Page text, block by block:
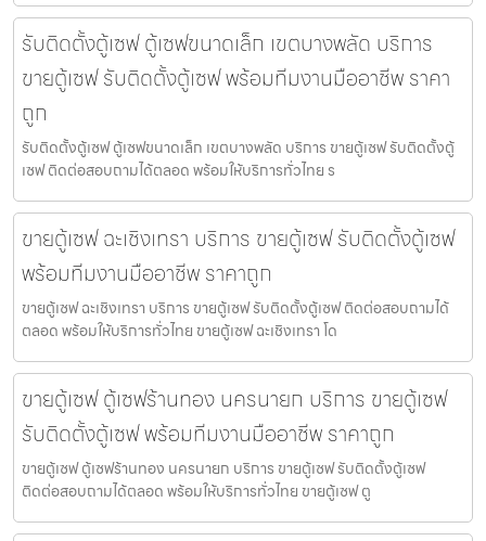
รับติดตั้งตู้เซฟ ตู้เซฟขนาดเล็ก เขตบางพลัด บริการ
ขายตู้เซฟ รับติดตั้งตู้เซฟ พร้อมทีมงานมืออาชีพ ราคา
ถูก
รับติดตั้งตู้เซฟ ตู้เซฟขนาดเล็ก เขตบางพลัด บริการ ขายตู้เซฟ รับติดตั้งตู้
เซฟ ติดต่อสอบถามได้ตลอด พร้อมให้บริการทั่วไทย ร
ขายตู้เซฟ ฉะเชิงเทรา บริการ ขายตู้เซฟ รับติดตั้งตู้เซฟ
พร้อมทีมงานมืออาชีพ ราคาถูก
ขายตู้เซฟ ฉะเชิงเทรา บริการ ขายตู้เซฟ รับติดตั้งตู้เซฟ ติดต่อสอบถามได้
ตลอด พร้อมให้บริการทั่วไทย ขายตู้เซฟ ฉะเชิงเทรา โด
ขายตู้เซฟ ตู้เซฟร้านทอง นครนายก บริการ ขายตู้เซฟ
รับติดตั้งตู้เซฟ พร้อมทีมงานมืออาชีพ ราคาถูก
ขายตู้เซฟ ตู้เซฟร้านทอง นครนายก บริการ ขายตู้เซฟ รับติดตั้งตู้เซฟ
ติดต่อสอบถามได้ตลอด พร้อมให้บริการทั่วไทย ขายตู้เซฟ ตู